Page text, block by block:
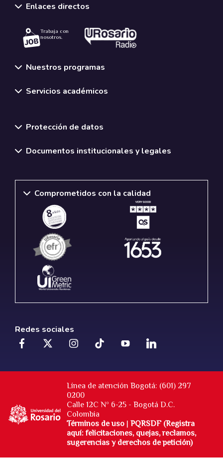
Enlaces directos
Trabaja con
nosotros.
Nuestros programas
Servicios académicos
Protección de datos
Documentos institucionales y legales
Comprometidos con la calidad
Redes sociales
Línea de atención Bogotá: (601) 297
0200
Calle 12C Nº 6-25 - Bogotá D.C.
Colombia
Términos de uso| PQRSDF (Registra
aquí: felicitaciones, quejas, reclamos,
sugerencias y derechos de petición)